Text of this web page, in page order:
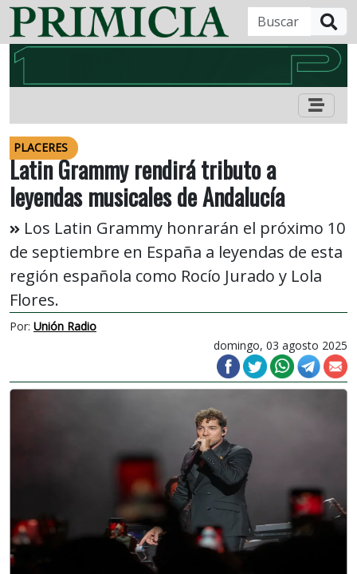
PLACERES
Latin Grammy rendirá tributo a
leyendas musicales de Andalucía
Los Latin Grammy honrarán el próximo 10
de septiembre en España a leyendas de esta
región española como Rocío Jurado y Lola
Flores.
Por: Unión Radio
domingo, 03 agosto 2025